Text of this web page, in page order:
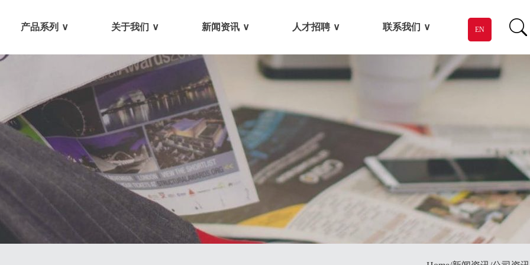
EN
产品系列 关于我们 新闻资讯 人才招聘 联系我们